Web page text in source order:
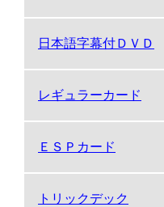
日本語字幕付ＤＶＤ
レギュラーカード
ＥＳＰカード
トリックデック